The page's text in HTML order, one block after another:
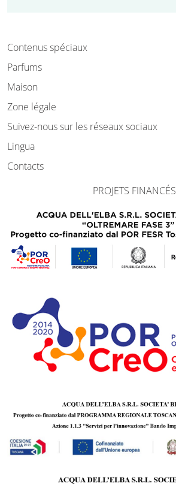
Contenus spéciaux
Parfums
Maison
Zone légale
Suivez-nous sur les réseaux sociaux
Lingua
Contacts
PROJETS FINANCÉS